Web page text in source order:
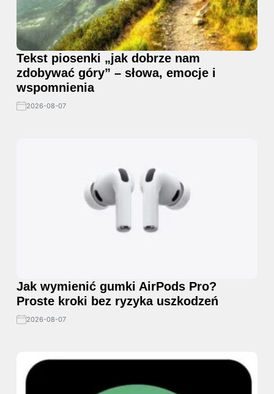
Tekst piosenki „jak dobrze nam
zdobywać góry” – słowa, emocje i
wspomnienia
2026-08-07
Jak wymienić gumki AirPods Pro?
Proste kroki bez ryzyka uszkodzeń
2026-08-07